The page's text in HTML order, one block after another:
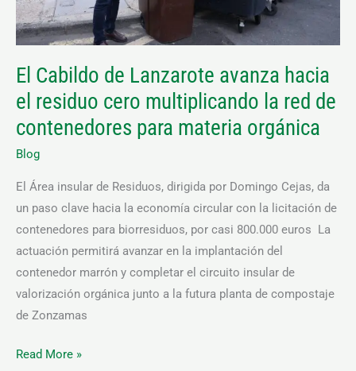
El Cabildo de Lanzarote avanza hacia
el residuo cero multiplicando la red de
contenedores para materia orgánica
Blog
El Área insular de Residuos, dirigida por Domingo Cejas, da
un paso clave hacia la economía circular con la licitación de
contenedores para biorresiduos, por casi 800.000 euros La
actuación permitirá avanzar en la implantación del
contenedor marrón y completar el circuito insular de
valorización orgánica junto a la futura planta de compostaje
de Zonzamas
cero
multiplicando
red
de
contenedores
para
materia
orgánica
Read More »